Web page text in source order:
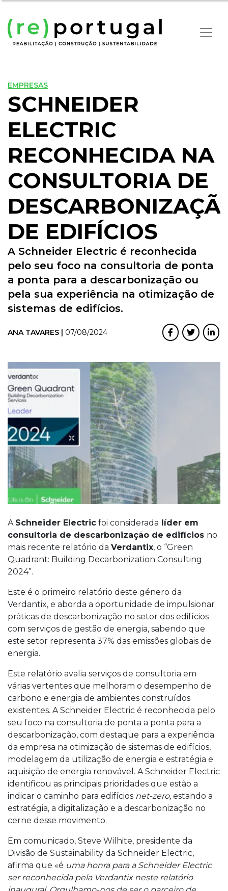
EMPRESAS
SCHNEIDER
ELECTRIC
RECONHECIDA NA
CONSULTORIA DE
DE EDIFÍCIOS
A Schneider Electric é reconhecida
pelo seu foco na consultoria de ponta
a ponta para a descarbonização ou
pela sua experiência na otimização de
sistemas de edifícios.
ANA TAVARES | 07/08/2024
A Schneider Electric foi considerada líder em
consultoria de descarbonização de edifícios no
mais recente relatório da Verdantix, o “Green
Quadrant: Building Decarbonization Consulting
2024”.
Este é o primeiro relatório deste género da
Verdantix, e aborda a oportunidade de impulsionar
práticas de descarbonização no setor dos edifícios
com serviços de gestão de energia, sabendo que
este setor representa 37% das emissões globais de
energia.
Este relatório avalia serviços de consultoria em
várias vertentes que melhoram o desempenho de
carbono e energia de ambientes construídos
existentes. A Schneider Electric é reconhecida pelo
seu foco na consultoria de ponta a ponta para a
descarbonização, com destaque para a experiência
da empresa na otimização de sistemas de edifícios,
modelagem da utilização de energia e estratégia e
aquisição de energia renovável. A Schneider Electric
identificou as principais prioridades que estão a
indicar o caminho para edifícios net-zero, estando a
estratégia, a digitalização e a descarbonização no
cerne desse movimento.
Em comunicado, Steve Wilhite, presidente da
Divisão de Sustainability da Schneider Electric,
afirma que «é uma honra para a Schneider Electric
ser reconhecida pela Verdantix neste relatório